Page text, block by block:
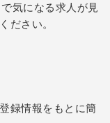
気になる求人が見
ださい。
録情報をもとに簡